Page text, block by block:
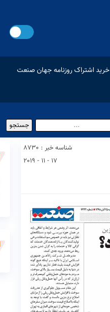
خرید اشتراک روزنامه جهان صنعت
شناسه خبر : 8730
17 - 11 - 2019